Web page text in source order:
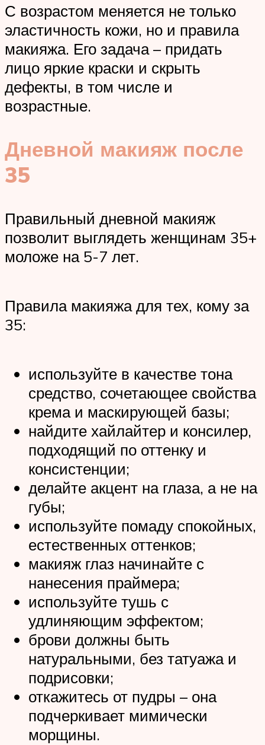
С возрастом меняется не только
эластичность кожи, но и правила
макияжа. Его задача – придать
лицо яркие краски и скрыть
дефекты, в том числе и
возрастные.
Дневной макияж после
35
Правильный дневной макияж
позволит выглядеть женщинам 35+
моложе на 5-7 лет.
Правила макияжа для тех, кому за
35:
используйте в качестве тона
средство, сочетающее свойства
крема и маскирующей базы;
найдите хайлайтер и консилер,
подходящий по оттенку и
консистенции;
делайте акцент на глаза, а не на
губы;
используйте помаду спокойных,
естественных оттенков;
макияж глаз начинайте с
нанесения праймера;
используйте тушь с
удлиняющим эффектом;
брови должны быть
натуральными, без татуажа и
подрисовки;
откажитесь от пудры – она
подчеркивает мимически
морщины.